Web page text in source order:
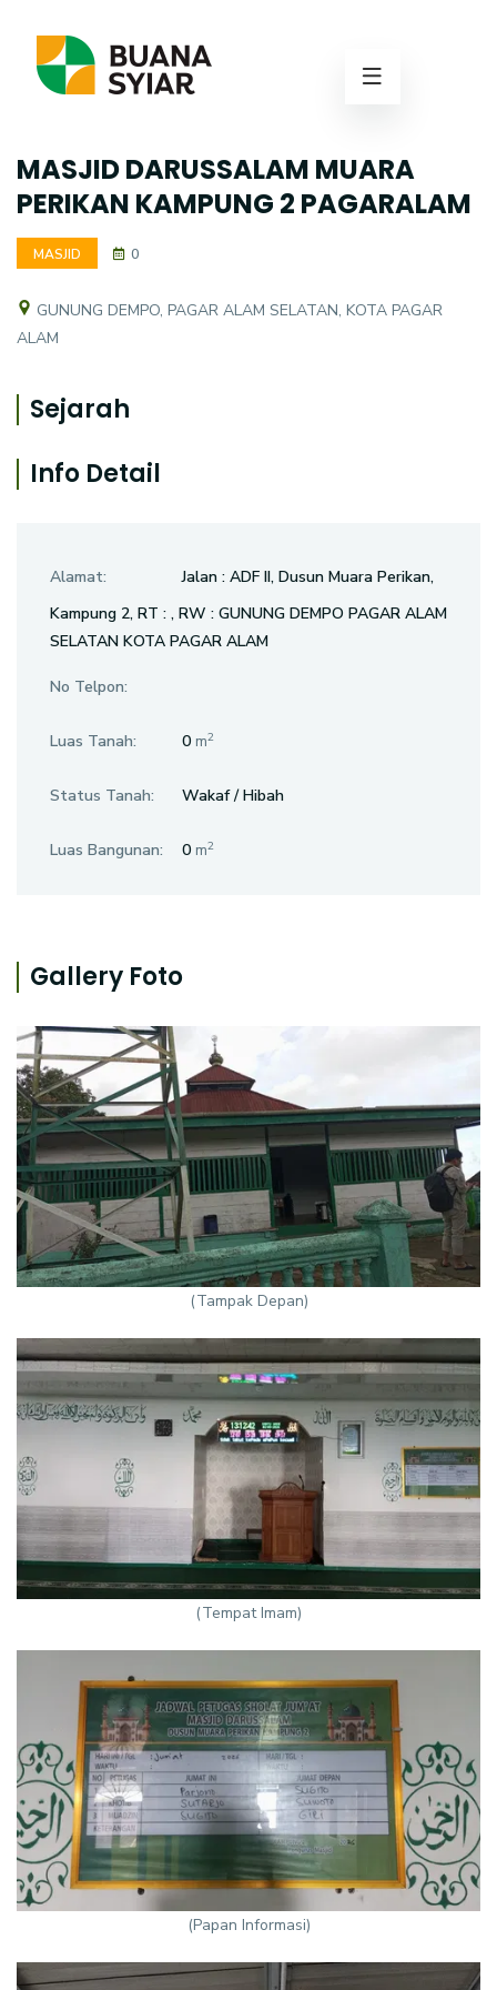
MASJID DARUSSALAM MUARA
PERIKAN KAMPUNG 2 PAGARALAM
MASJID 0
GUNUNG DEMPO, PAGAR ALAM SELATAN, KOTA PAGAR
ALAM
Sejarah
Info Detail
Alamat:
Jalan : ADF II, Dusun Muara Perikan,
Kampung 2, RT : , RW : GUNUNG DEMPO PAGAR ALAM
SELATAN KOTA PAGAR ALAM
No Telpon:
Luas Tanah: 0 m2
Status Tanah: Wakaf / Hibah
Luas Bangunan: 0 m2
Gallery Foto
(Tampak Depan)
(Tempat Imam)
(Papan Informasi)